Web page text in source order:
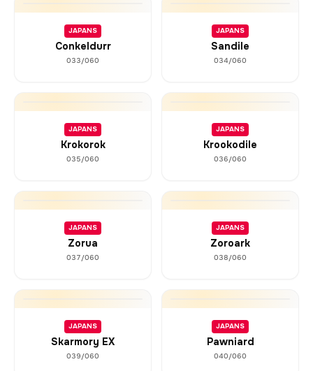
JAPANS
Conkeldurr
033/060
JAPANS
Sandile
034/060
JAPANS
Krokorok
035/060
JAPANS
Krookodile
036/060
JAPANS
Zorua
037/060
JAPANS
Zoroark
038/060
JAPANS
Skarmory EX
039/060
JAPANS
Pawniard
040/060